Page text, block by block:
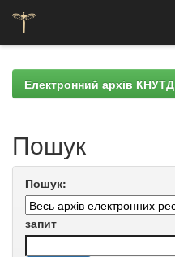
navigationЕлектронний архів КНУТД
Пошук
Пошук:
запит